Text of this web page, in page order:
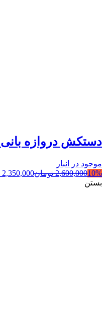
دستکش دروازه بانی Puma
موجود در انبار
10%
2,600,000 تومان2,350,000
بستن